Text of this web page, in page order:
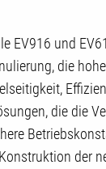
EV916 und
die
die die
der